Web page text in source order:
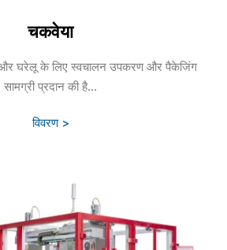
चकवेया
और घरेलू के लिए स्वचालन उपकरण और पैकेजिंग
सामग्री प्रदान की है...
विवरण >